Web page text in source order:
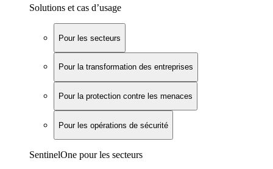
Solutions et cas d’usage
Pour les secteurs
Pour la transformation des entreprises
Pour la protection contre les menaces
Pour les opérations de sécurité
SentinelOne pour les secteurs